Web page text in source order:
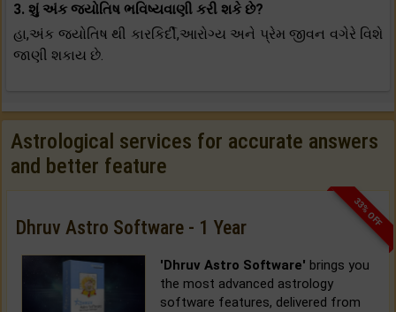
3. શું અંક જ્યોતિષ ભવિષ્યવાણી કરી શકે છે?
હા,અંક જ્યોતિષ થી કારકિર્દી,આરોગ્ય અને પ્રેમ જીવન વગેરે વિશે
જાણી શકાય છે.
Astrological services for accurate answers
and better feature
33% OFF
Dhruv Astro Software - 1 Year
'Dhruv Astro Software' brings you
the most advanced astrology
software features, delivered from